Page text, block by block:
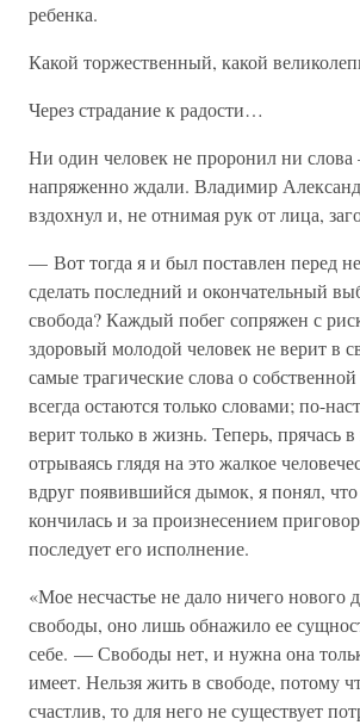
ребенка.
Какой торжественный, какой
Через страдание к радости…
Ни один человек не проронил ни
напряженно ждали. Владимир
вздохнул и, не отнимая рук от лица,
— Вот тогда я и был поставлен перед
сделать последний и окончательный
свобода? Каждый побег сопряжен с
здоровый молодой человек не верит в
самые трагические слова о
всегда остаются только словами; по-
верит только в жизнь. Теперь, прячась
отрываясь глядя на это жалкое
вдруг появившийся дымок, я понял,
кончилась и за произнесением
последует его исполнение.
«Мое несчастье не дало ничего нового
свободы, оно лишь обнажило ее
себе. — Свободы нет, и нужна она
имеет. Нельзя жить в свободе, потому
счастлив, то для него не существует